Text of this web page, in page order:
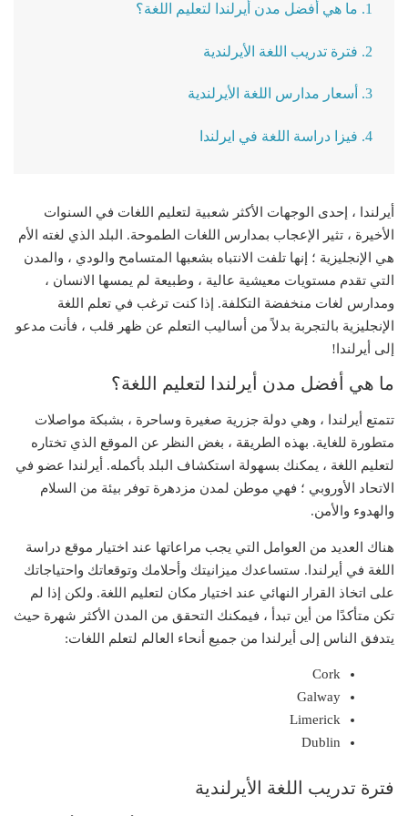
1. ما هي أفضل مدن أيرلندا لتعليم اللغة؟
2. فترة تدريب اللغة الأيرلندية
3. أسعار مدارس اللغة الأيرلندية
4. فيزا دراسة اللغة في ايرلندا
أيرلندا ، إحدى الوجهات الأكثر شعبية لتعليم اللغات في السنوات
الأخيرة ، تثير الإعجاب بمدارس اللغات الطموحة. البلد الذي لغته الأم
هي الإنجليزية ؛ إنها تلفت الانتباه بشعبها المتسامح والودي ، والمدن
التي تقدم مستويات معيشية عالية ، وطبيعة لم يمسها الانسان ،
ومدارس لغات منخفضة التكلفة. إذا كنت ترغب في تعلم اللغة
الإنجليزية بالتجربة بدلاً من أساليب التعلم عن ظهر قلب ، فأنت مدعو
إلى أيرلندا!
ما هي أفضل مدن أيرلندا لتعليم اللغة؟
تتمتع أيرلندا ، وهي دولة جزرية صغيرة وساحرة ، بشبكة مواصلات
متطورة للغاية. بهذه الطريقة ، بغض النظر عن الموقع الذي تختاره
لتعليم اللغة ، يمكنك بسهولة استكشاف البلد بأكمله. أيرلندا عضو في
الاتحاد الأوروبي ؛ فهي موطن لمدن مزدهرة توفر بيئة من السلام
والهدوء والأمن.
هناك العديد من العوامل التي يجب مراعاتها عند اختيار موقع دراسة
اللغة في أيرلندا. ستساعدك ميزانيتك وأحلامك وتوقعاتك واحتياجاتك
على اتخاذ القرار النهائي عند اختيار مكان لتعليم اللغة. ولكن إذا لم
تكن متأكدًا من أين تبدأ ، فيمكنك التحقق من المدن الأكثر شهرة حيث
يتدفق الناس إلى أيرلندا من جميع أنحاء العالم لتعلم اللغات:
Cork
Galway
Limerick
Dublin
فترة تدريب اللغة الأيرلندية